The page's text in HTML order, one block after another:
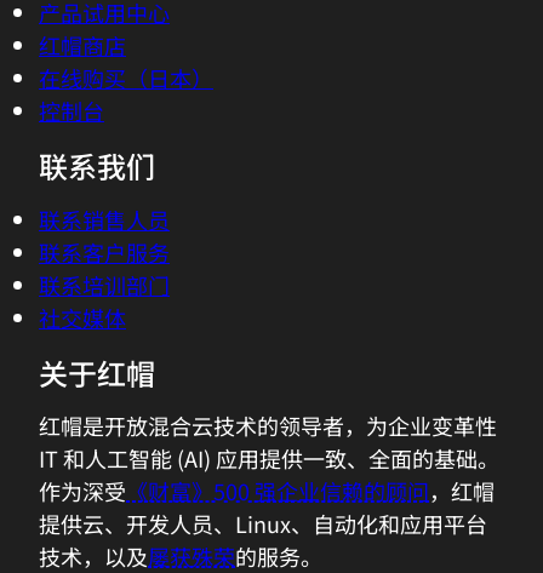
产品试用中心
红帽商店
在线购买（日本）
控制台
联系我们
联系销售人员
联系客户服务
联系培训部门
社交媒体
关于红帽
红帽是开放混合云技术的领导者，为企业变革性
IT 和人工智能 (AI) 应用提供一致、全面的基础。
作为深受 《财富》500 强企业信赖的顾问，红帽
提供云、开发人员、Linux、自动化和应用平台
技术，以及屡获殊荣的服务。